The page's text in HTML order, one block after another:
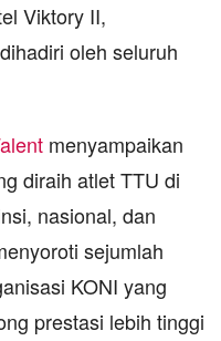
Viktory II,
oleh seluruh
menyampaikan
diraih atlet TTU di
nasional, dan
sejumlah
KONI yang
prestasi lebih tinggi